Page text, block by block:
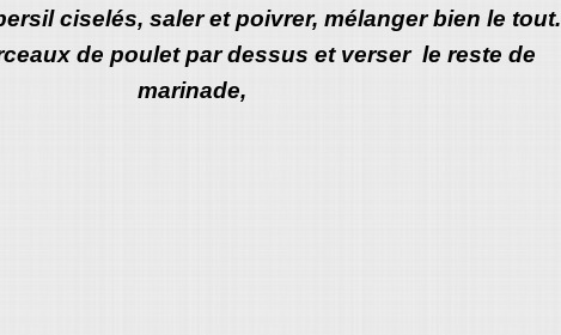
ciselés, saler et poivrer, mélanger bien le tout.
de poulet par dessus et verser le reste de
marinade,